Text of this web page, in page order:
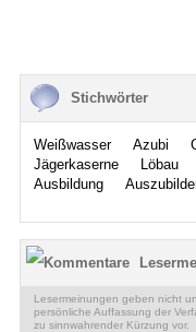
Stichwörter
Weißwasser Azubi
Jägerkaserne
Löbau
Ausbildung
Lesermeinungen geben nicht
persönliche Auffassung der
zu sinnwahrender Kürzung vor.